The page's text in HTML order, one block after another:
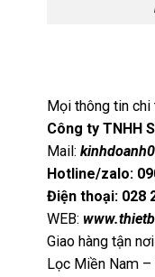
Mọi thông tin chi
Công ty TNHH
Mail:
Hotline/zalo:
Điện thoại: 028
WEB:
Giao hàng tận
Lọc Miền Nam